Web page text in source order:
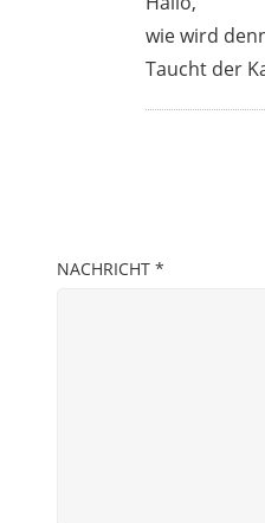
wie wird
Taucht der
NACHRICHT *